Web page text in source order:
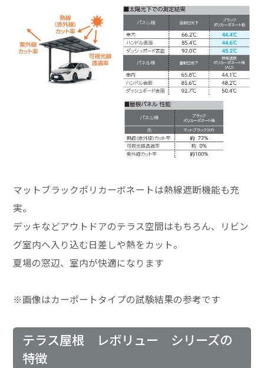
マットブラックポリカーボネートは熱線遮断機能も充
実。
デッキなどアウトドアのテラス空間はもちろん、リビン
グ室内へ入り込む日差しや熱をカット。
夏場の窓辺、室内が快適になります
※画像はカーポートタイプの試験結果の参考です
テラス屋根 レボリュー シリーズの
特徴